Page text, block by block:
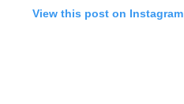
View this post on Instagram